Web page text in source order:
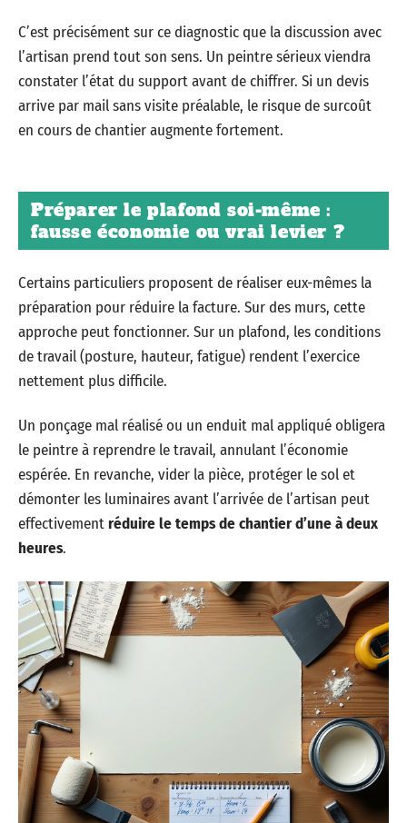
C’est précisément sur ce diagnostic que la discussion avec
l’artisan prend tout son sens. Un peintre sérieux viendra
constater l’état du support avant de chiffrer. Si un devis
arrive par mail sans visite préalable, le risque de surcoût
en cours de chantier augmente fortement.
Préparer le plafond soi-même :
fausse économie ou vrai levier ?
Certains particuliers proposent de réaliser eux-mêmes la
préparation pour réduire la facture. Sur des murs, cette
approche peut fonctionner. Sur un plafond, les conditions
de travail (posture, hauteur, fatigue) rendent l’exercice
nettement plus difficile.
Un ponçage mal réalisé ou un enduit mal appliqué obligera
le peintre à reprendre le travail, annulant l’économie
espérée. En revanche, vider la pièce, protéger le sol et
démonter les luminaires avant l’arrivée de l’artisan peut
effectivementréduire le temps de chantier d’une à deux
heures.